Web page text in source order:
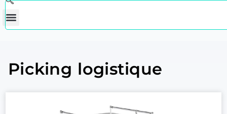
Picking logistique